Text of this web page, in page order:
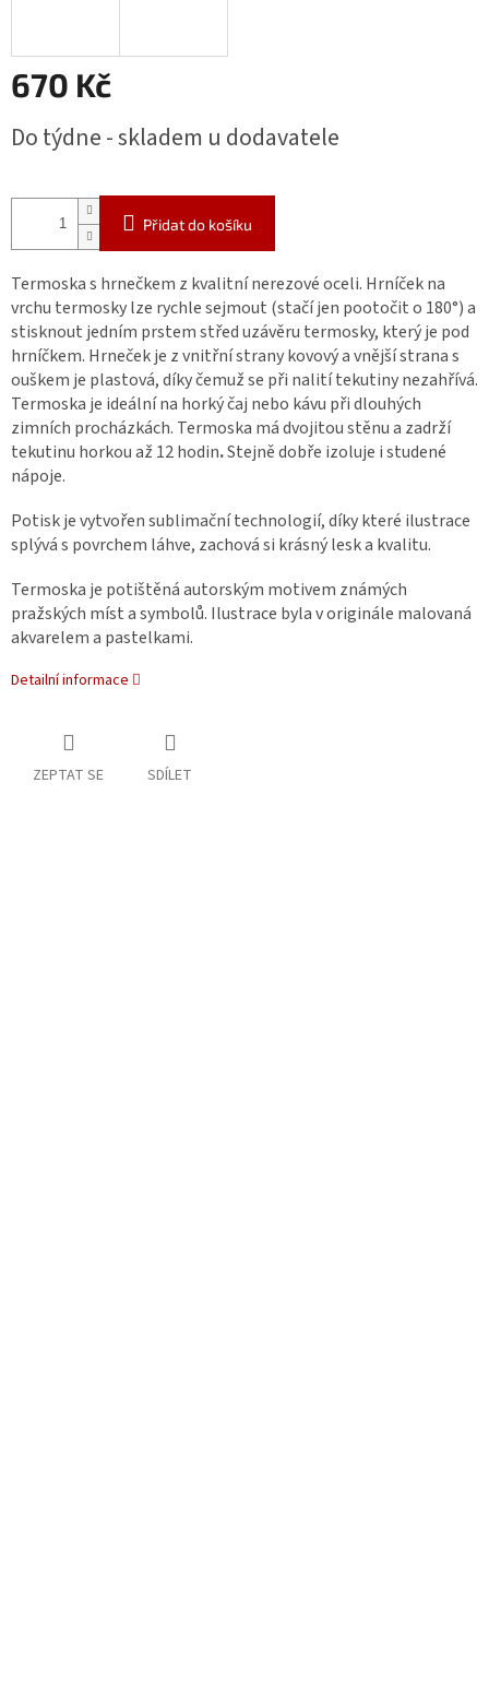
670 Kč
cena:
Do týdne - skladem u dodavatele
Přidat do košíku
Termoska s hrnečkem z kvalitní nerezové oceli. Hrníček na
vrchu termosky lze rychle sejmout (stačí jen pootočit o 180°) a
stisknout jedním prstem střed uzávěru termosky, který je pod
hrníčkem. Hrneček je z vnitřní strany kovový a vnější strana s
ouškem je plastová, díky čemuž se při nalití tekutiny nezahřívá.
Termoska je ideální na horký čaj nebo kávu při dlouhých
zimních procházkách. Termoska má dvojitou stěnu a zadrží
tekutinu horkou až 12 hodin.Stejně dobře izoluje i studené
nápoje.
Potisk je vytvořen sublimační technologií, díky které ilustrace
splývá s povrchem láhve, zachová si krásný lesk a kvalitu.
Termoska je potištěná autorským motivem známých
pražských míst a symbolů. Ilustrace byla v originále malovaná
akvarelem a pastelkami.
Detailní informace
ZEPTAT SE SDÍLET